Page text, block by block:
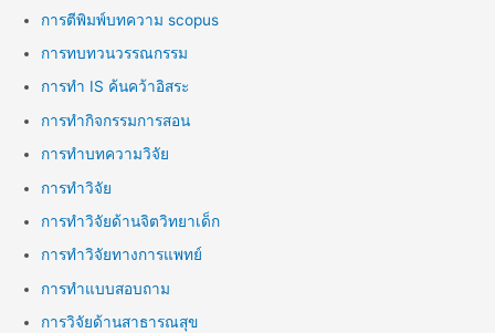
การตีพิมพ์บทความ scopus
การทบทวนวรรณกรรม
การทำ IS ค้นคว้าอิสระ
การทำกิจกรรมการสอน
การทำบทความวิจัย
การทำวิจัย
การทำวิจัยด้านจิตวิทยาเด็ก
การทำวิจัยทางการแพทย์
การทำแบบสอบถาม
การวิจัยด้านสาธารณสุข